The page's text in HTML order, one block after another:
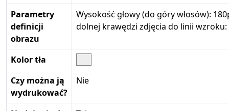
Parametry
definicji
obrazu
Wysokość głowy (do góry włosów):
dolnej krawędzi zdjęcia do linii wzroku:
Kolor tła
Czy można ją
wydrukować?
Nie